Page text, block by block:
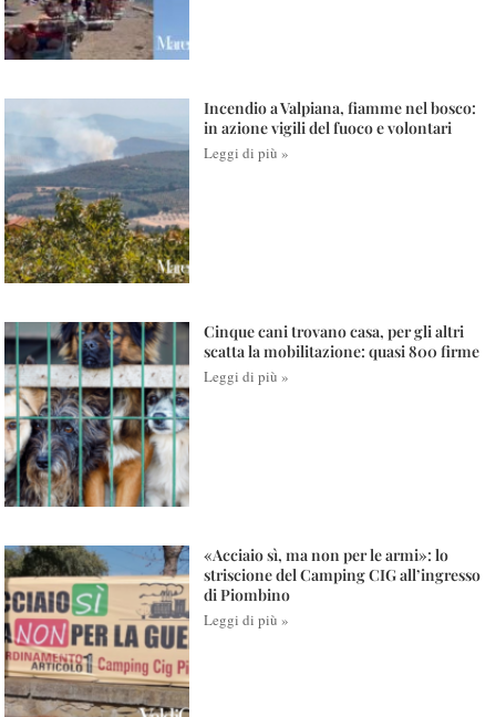
Incendio a Valpiana, fiamme nel bosco:
in azione vigili del fuoco e volontari
Leggi di più »
Cinque cani trovano casa, per gli altri
scatta la mobilitazione: quasi 800 firme
Leggi di più »
«Acciaio sì, ma non per le armi»: lo
striscione del Camping CIG all’ingresso
di Piombino
Leggi di più »